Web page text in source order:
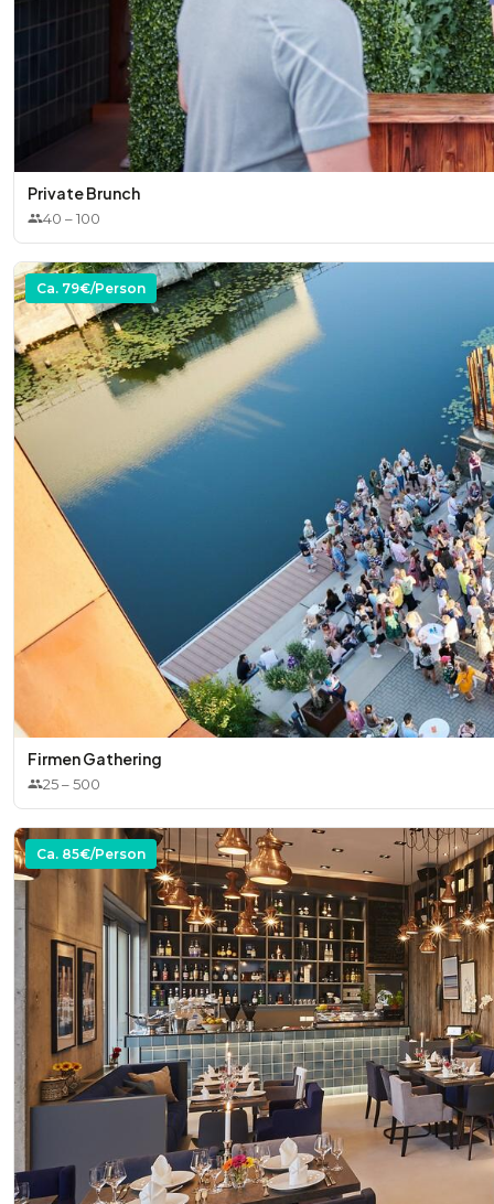
* Becks Pils | Becks Lemon Brew | Becks Blue
* Rotwein wie Torresella Cabernet Veneto
* Weißwein wie Karl Pfaffmann Grauburgunder
* Prosecco Spumante Gran Cuvee
* Café | Tee
Private Brunch
40 –100
Ca. 79€/Person
Firmen Gathering
25–500
Ca. 85€/Person